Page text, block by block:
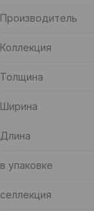
Производитель
Коллекция
Толщина
Ширина
Длина
в упаковке
селлекция